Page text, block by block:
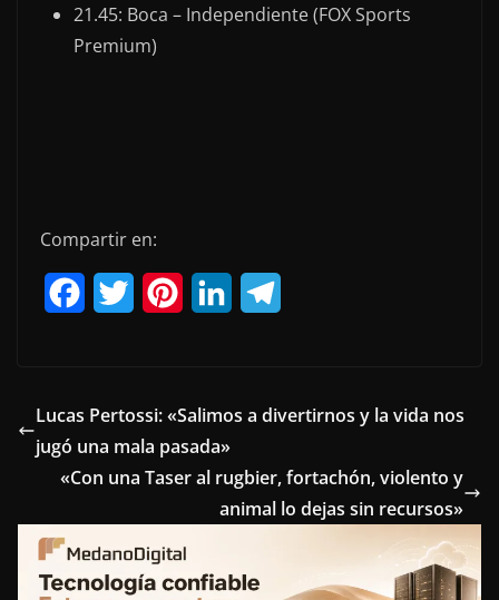
21.45: Boca – Independiente (FOX Sports
Premium)
Compartir en:
e
b
o
o
k
t
t
e
r
t
e
r
e
s
k
d
I
n
e
r
a
Lucas Pertossi: «Salimos a divertirnos y la vida nos
jugó una mala pasada»
«Con una Taser al rugbier, fortachón, violento y
animal lo dejas sin recursos»